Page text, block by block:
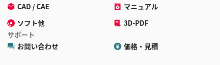
CAD / CAE
マニュアル
ソフト他
3D-PDF
サポート
お問い合わせ
価格・見積